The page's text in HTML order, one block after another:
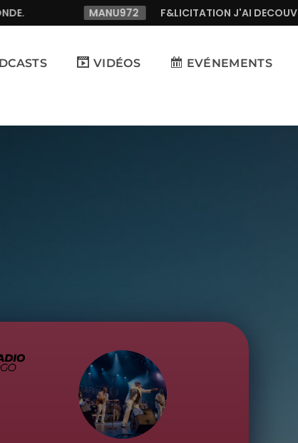
MANU972 F&LICITATION J'AI DECOUVERT CETTE
VIDÉOS EVÉNEMENTS